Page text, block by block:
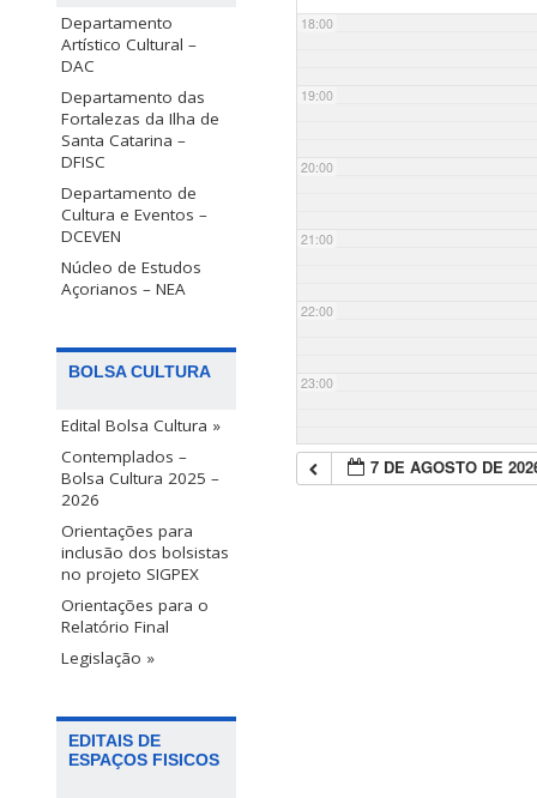
Departamento
Artístico Cultural –
DAC
Departamento das
Fortalezas da Ilha de
Santa Catarina –
DFISC
Departamento de
Cultura e Eventos –
DCEVEN
Núcleo de Estudos
Açorianos – NEA
BOLSA CULTURA
Edital Bolsa Cultura »
Contemplados –
Bolsa Cultura 2025 –
2026
Orientações para
inclusão dos bolsistas
no projeto SIGPEX
Orientações para o
Relatório Final
Legislação »
EDITAIS DE
ESPAÇOS FISICOS
18:00
19:00
20:00
21:00
22:00
23:00
7 DE AGOSTO DE